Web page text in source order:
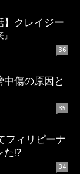
】クレイジー
36
傷の原因と
35
フィリピーナ
た!?
34